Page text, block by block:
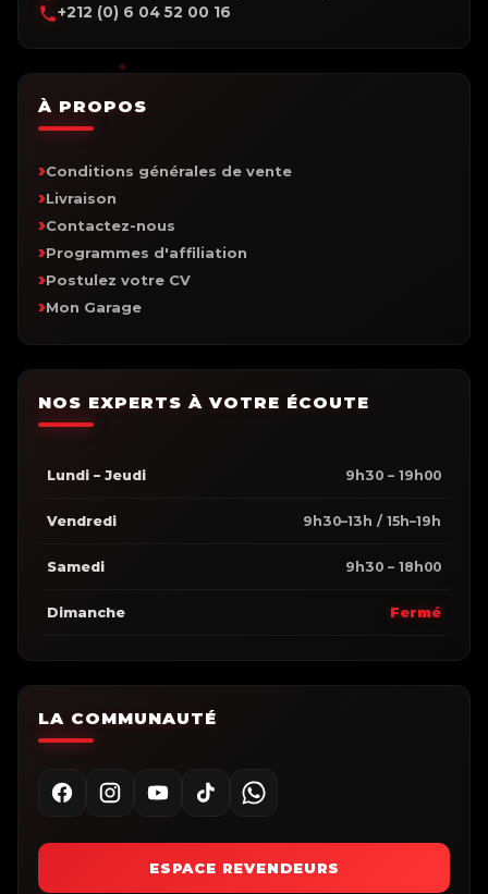
+212 (0) 6 04 52 00 16
À PROPOS
Conditions générales de vente
Livraison
Contactez-nous
Programmes d'affiliation
Postulez votre CV
Mon Garage
NOS EXPERTS À VOTRE ÉCOUTE
Lundi – Jeudi 9h30 – 19h00
Vendredi 9h30–13h / 15h–19h
Samedi 9h30 – 18h00
Dimanche Fermé
LA COMMUNAUTÉ
ESPACE REVENDEURS